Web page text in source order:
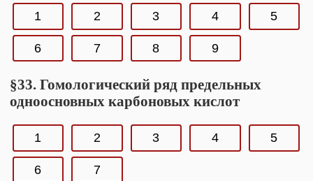
1 2 3 4 5
6 7 8 9
§33. Гомологический ряд предельных
одноосновных карбоновых кислот
1 2 3 4 5
6 7